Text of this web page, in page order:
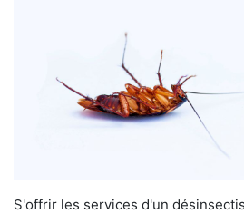
S'offrir les services d'un